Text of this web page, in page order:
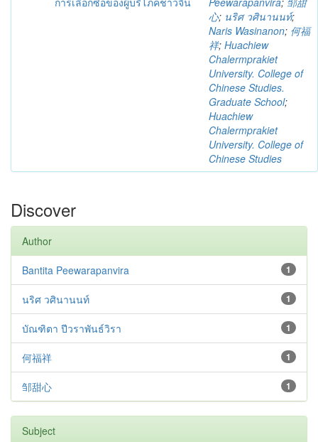
心; นริศ วศินานนท์;
Naris Wasinanon; 何福
祥; Huachiew
Chalermprakiet
University. College of
Chinese Studies.
Graduate School;
Huachiew
Chalermprakiet
University. College of
Chinese Studies
Discover
Author
1
Bantita Peewarapanvira
1
นริศ วศินานนท์
1
บัณฑิตา ปีวราพันธ์วิรา
1
何福祥
1
邹甜心
Subject